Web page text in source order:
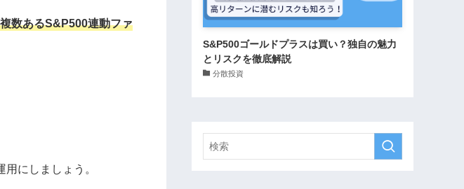
複数あるS&P500連動ファ
にしましょう。
S&P500ゴールドプラスは買い？独自の魅力
とリスクを徹底解説
分散投資